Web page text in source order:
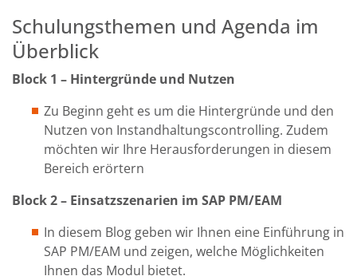
Schulungsthemen und Agenda im
Überblick
Block 1 – Hintergründe und Nutzen
Zu Beginn geht es um die Hintergründe und den
Nutzen von Instandhaltungscontrolling. Zudem
möchten wir Ihre Herausforderungen in diesem
Bereich erörtern
Block 2 – Einsatzszenarien im SAP PM/EAM
In diesem Blog geben wir Ihnen eine Einführung in
SAP PM/EAM und zeigen, welche Möglichkeiten
Ihnen das Modul bietet.